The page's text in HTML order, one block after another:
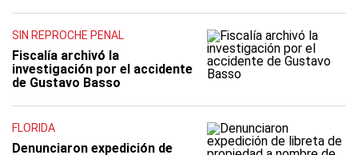
SIN REPROCHE PENAL
Fiscalía archivó la
investigación por el accidente
de Gustavo Basso
FLORIDA
Denunciaron expedición de